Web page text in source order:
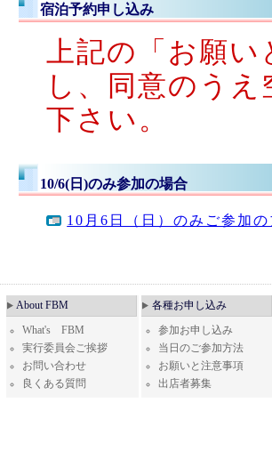
宿泊予約申し込み
上記の「お願
し、同意のう
下さい。
10/6(日)のみ参加の場合
10月6日（日）のみご参加
About FBM
What's FBM
実行委員会ご挨拶
お問い合わせ
良くある質問
各種お申し込み
参加お申し込み
当日のご参加方法
お願いと注意事項
出店者募集